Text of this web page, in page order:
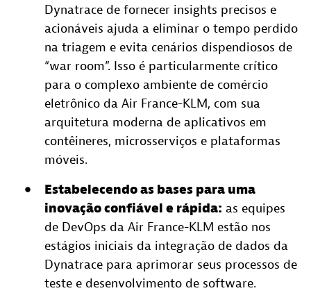
Dynatrace de fornecer insights precisos e
acionáveis ajuda a eliminar o tempo perdido
na triagem e evita cenários dispendiosos de
“war room”. Isso é particularmente crítico
para o complexo ambiente de comércio
eletrônico da Air France-KLM, com sua
arquitetura moderna de aplicativos em
contêineres, microsserviços e plataformas
móveis.
Estabelecendo as bases para uma
inovação confiável e rápida: as equipes
de DevOps da Air France-KLM estão nos
estágios iniciais da integração de dados da
Dynatrace para aprimorar seus processos de
teste e desenvolvimento de software.